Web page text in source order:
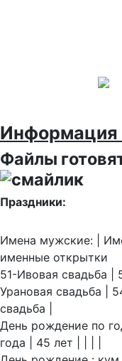
Информация
Файлы
Праздники:
Имена мужские: |
именные открытки
51-Ивовая свадьба |
Урановая свадьба |
свадьба |
День рождение по
года | 45 лет | | | |